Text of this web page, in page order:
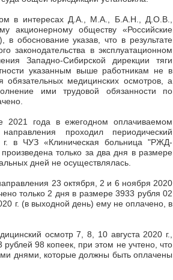
в интересах Д.А., М.А., Б.А.Н., Д.О.В.,
обществу «Российские
обоснование указав, что в результате
законодательства в эксплуатационном
Западно-Сибирской дирекции тяги
указанным выше работникам не в
медицинских осмотров, а
ими трудовой обязанности по
года в ежегодном оплачиваемом
проходил периодический
в ЧУЗ «Клиническая больница "РЖД-
только за два дня в размере
дней не осуществлялась.
23 октября, 2 и 6 ноября 2020
только 2 дня в размере 3933 рубля 02
г. (в выходной день) ему не оплачено, в
осмотр 7, 8, 10 августа 2020 г.,
98 копеек, при этом не учтено, что
днями, которые должны быть оплачены